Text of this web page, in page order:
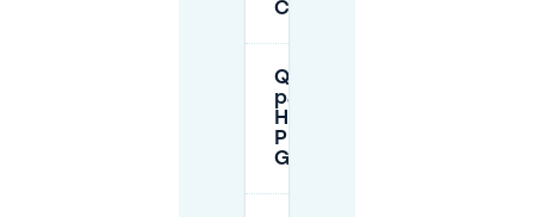
Center?
Quanto costa il
parcheggio a
Hanne-Sobek-
Platz (Bahnhof
Gesundbrunnen)?